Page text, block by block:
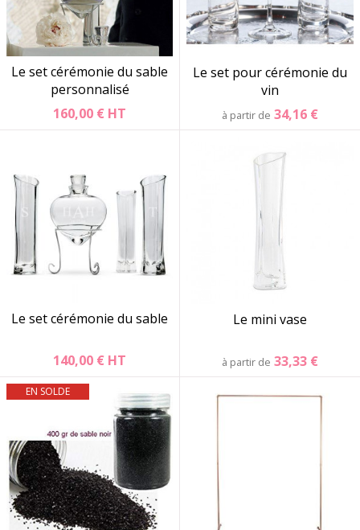
Le set cérémonie du sable
personnalisé
160,00 € HT
Le set pour cérémonie du
vin
à partir de 34,16 €
Le set cérémonie du sable
140,00 € HT
Le mini vase
à partir de 33,33 €
EN SOLDE